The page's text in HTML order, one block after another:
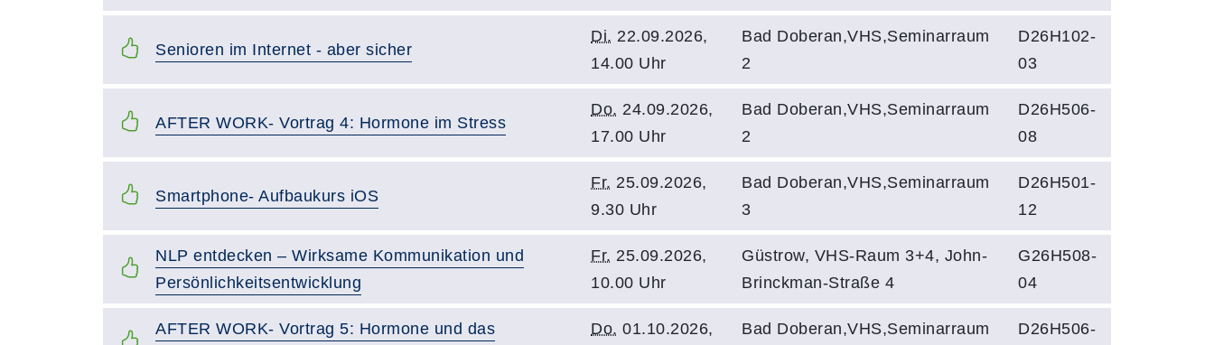
Senioren im Internet - aber sicher
Di. 22.09.2026,
14.00 Uhr
Bad Doberan,VHS,Seminarraum
2
D26H102-
03
AFTER WORK- Vortrag 4: Hormone im Stress
Do. 24.09.2026,
17.00 Uhr
Bad Doberan,VHS,Seminarraum
2
D26H506-
08
Smartphone- Aufbaukurs iOS
Fr. 25.09.2026,
9.30 Uhr
Bad Doberan,VHS,Seminarraum
3
D26H501-
12
NLP entdecken – Wirksame Kommunikation und
Persönlichkeitsentwicklung
Fr. 25.09.2026,
10.00 Uhr
Güstrow, VHS-Raum 3+4, John-
Brinckman-Straße 4
G26H508-
04
AFTER WORK- Vortrag 5: Hormone und das
Do. 01.10.2026,
Bad Doberan,VHS,Seminarraum
D26H506-